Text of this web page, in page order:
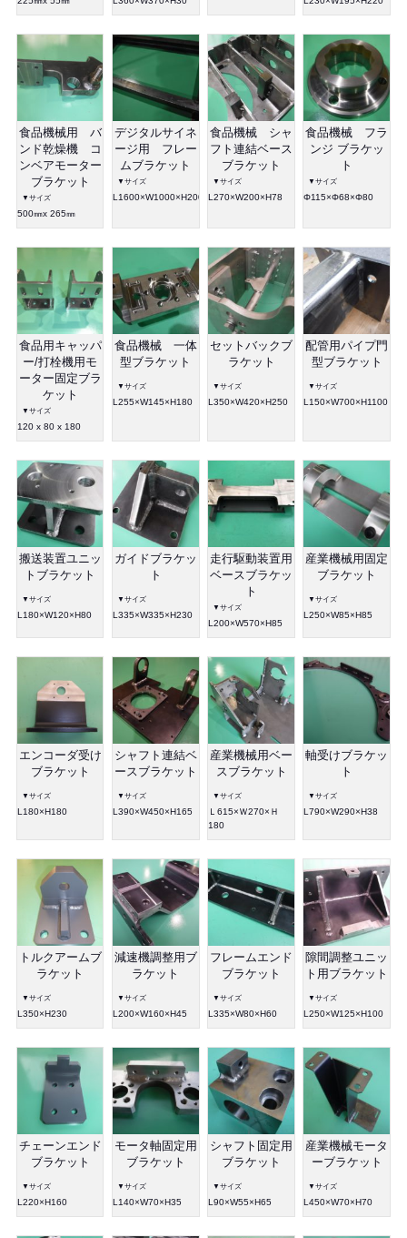
食品機械用 バ
ンド乾燥機 コ
ンベアモーター
ブラケット
▼サイズ
500㎜x 265㎜
デジタルサイネ
ージ用 フレー
ムブラケット
▼サイズ
L1600×W1000×H200
食品機械 シャ
フト連結ベース
ブラケット
▼サイズ
L270×W200×H78
食品機械 フラ
ンジ ブラケッ
ト
▼サイズ
Φ115×Φ68×Φ80
食品用キャッパ
ー/打栓機用モ
ーター固定ブラ
ケット
▼サイズ
120 x 80 x 180
食品機械 一体
型ブラケット
▼サイズ
L255×W145×H180
セットバックブ
ラケット
▼サイズ
L350×W420×H250
配管用パイプ門
型ブラケット
▼サイズ
L150×W700×H1100
搬送装置ユニッ
トブラケット
▼サイズ
L180×W120×H80
ガイドブラケッ
ト
▼サイズ
L335×W335×H230
走行駆動装置用
ベースブラケッ
ト
▼サイズ
L200×W570×H85
産業機械用固定
ブラケット
▼サイズ
L250×W85×H85
エンコーダ受け
ブラケット
▼サイズ
L180×H180
シャフト連結ベ
ースブラケット
▼サイズ
L390×W450×H165
産業機械用ベー
スブラケット
▼サイズ
Ｌ615×Ｗ270×Ｈ
180
軸受けブラケッ
ト
▼サイズ
L790×W290×H38
トルクアームブ
ラケット
▼サイズ
L350×H230
減速機調整用ブ
ラケット
▼サイズ
L200×W160×H45
フレームエンド
ブラケット
▼サイズ
L335×W80×H60
隙間調整ユニッ
ト用ブラケット
▼サイズ
L250×W125×H100
チェーンエンド
ブラケット
▼サイズ
L220×H160
モータ軸固定用
ブラケット
▼サイズ
L140×W70×H35
シャフト固定用
ブラケット
▼サイズ
L90×W55×H65
産業機械モータ
ーブラケット
▼サイズ
L450×W70×H70